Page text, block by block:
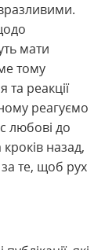
мати
тому
реакції
реагуємо
любові до
назад,
те, щоб рух